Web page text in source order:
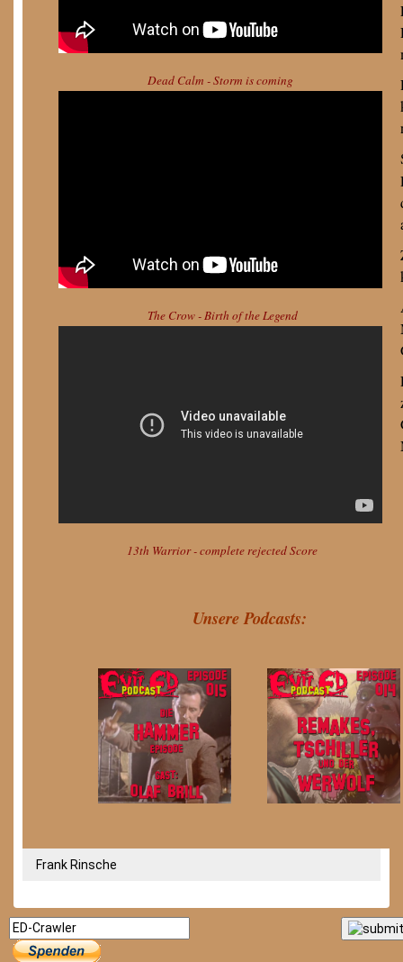
Dead Calm - Storm is coming
The Crow - Birth of the Legend
13th Warrior - complete rejected Score
Unsere Podcasts:
Frank Rinsche